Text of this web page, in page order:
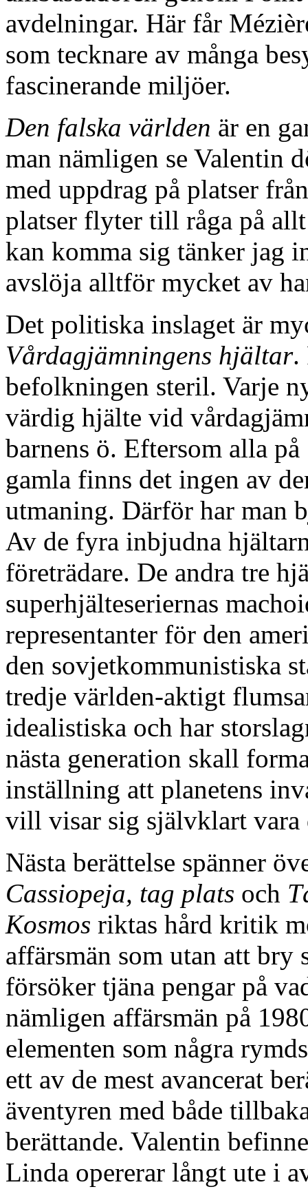
avdelningar. Här får
som tecknare av många
fascinerande miljöer.
Den falska världen är en
man nämligen se Valentin
med uppdrag på platser
platser flyter till råga på
kan komma sig tänker jag
avslöja alltför mycket av
Det politiska inslaget är
Vårdagjämningens hjältar.
befolkningen steril. Varje
värdig hjälte vid
barnens ö. Eftersom alla
gamla finns det ingen av
utmaning. Därför har man
Av de fyra inbjudna
företrädare. De andra tre
superhjälteseriernas
representanter för den
den sovjetkommunistiska
tredje världen-aktigt
idealistiska och har
nästa generation skall
inställning att planetens
vill visar sig självklart vara
Nästa berättelse spänner
Cassiopeja, tag plats och
Kosmos riktas hård kritik
affärsmän som utan att bry
försöker tjäna pengar på
nämligen affärsmän på
elementen som några
ett av de mest avancerat
äventyren med både
berättande. Valentin
Linda opererar långt ute i